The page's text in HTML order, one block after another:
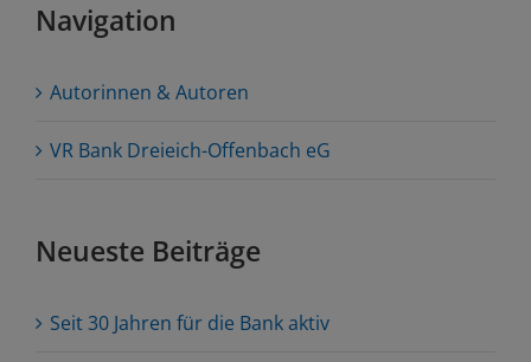
Navigation
Autorinnen & Autoren
VR Bank Dreieich-Offenbach eG
Neueste Beiträge
Seit 30 Jahren für die Bank aktiv